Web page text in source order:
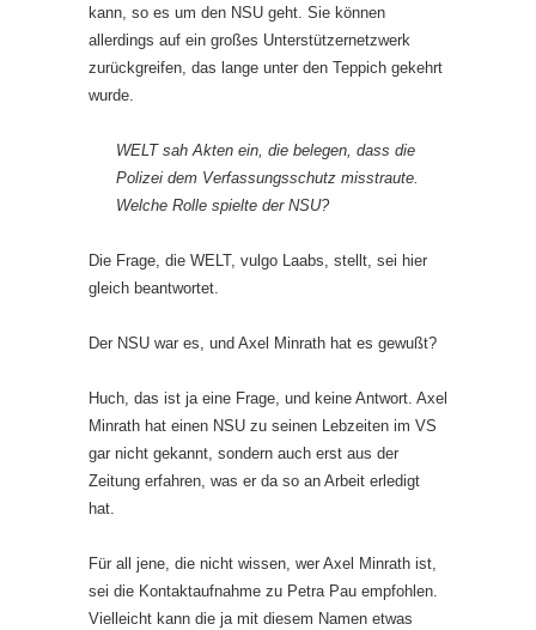
kann, so es um den NSU geht. Sie können
allerdings auf ein großes Unterstützernetzwerk
zurückgreifen, das lange unter den Teppich gekehrt
wurde.
WELT sah Akten ein, die belegen, dass die
Polizei dem Verfassungsschutz misstraute.
Welche Rolle spielte der NSU?
Die Frage, die WELT, vulgo Laabs, stellt, sei hier
gleich beantwortet.
Der NSU war es, und Axel Minrath hat es gewußt?
Huch, das ist ja eine Frage, und keine Antwort. Axel
Minrath hat einen NSU zu seinen Lebzeiten im VS
gar nicht gekannt, sondern auch erst aus der
Zeitung erfahren, was er da so an Arbeit erledigt
hat.
Für all jene, die nicht wissen, wer Axel Minrath ist,
sei die Kontaktauf­nahme zu Petra Pau empfohlen.
Vielleicht kann die ja mit diesem Namen etwas